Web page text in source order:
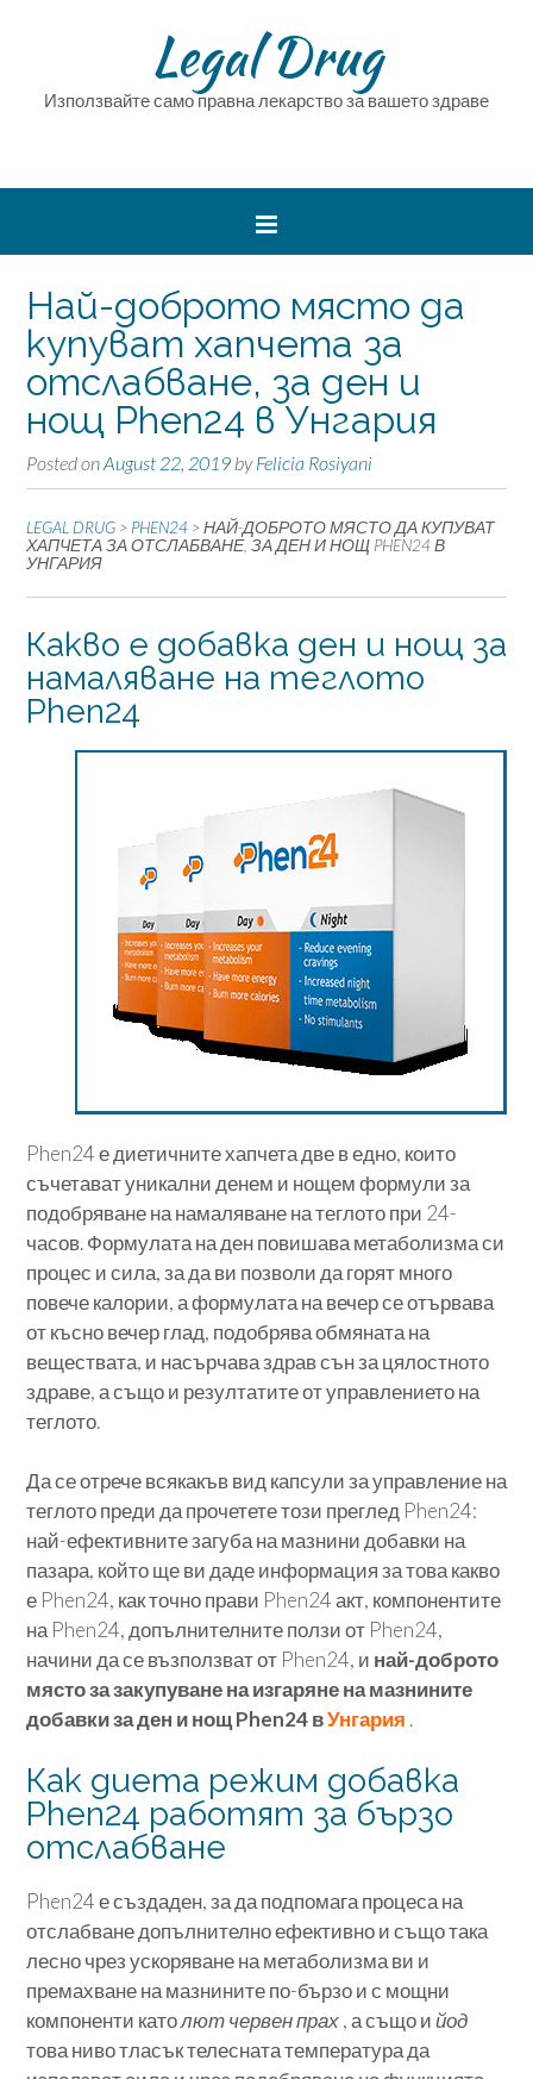
Legal Drug
Използвайте само правна лекарство за вашето здраве
Най-доброто място да
купуват хапчета за
отслабване, за ден и
нощ Phen24 в Унгария
Posted onAugust 22, 2019 byFelicia Rosiyani
LEGAL DRUG > PHEN24 >НАЙ-ДОБРОТО МЯСТО ДА КУПУВАТ
ХАПЧЕТА ЗА ОТСЛАБВАНЕ, ЗА ДЕН И НОЩ PHEN24 В
УНГАРИЯ
Какво е добавка ден и нощ за
намаляване на теглото
Phen24
Phen24 е диетичните хапчета две в едно, които
съчетават уникални денем и нощем формули за
подобряване на намаляване на теглото при 24-
часов. Формулата на ден повишава метаболизма си
процес и сила, за да ви позволи да горят много
повече калории, а формулата на вечер се отървава
от късно вечер глад, подобрява обмяната на
веществата, и насърчава здрав сън за цялостното
здраве, а също и резултатите от управлението на
теглото.
Да се отрече всякакъв вид капсули за управление на
теглото преди да прочетете този преглед Phen24:
най-ефективните загуба на мазнини добавки на
пазара, който ще ви даде информация за това какво
е Phen24, как точно прави Phen24 акт, компонентите
на Phen24, допълнителните ползи от Phen24,
начини да се възползват от Phen24, и най-доброто
място за закупуване на изгаряне на мазнините
добавки за ден и нощ Phen24 вУнгария .
Как диета режим добавка
Phen24 работят за бързо
отслабване
Phen24 е създаден, за да подпомага процеса на
отслабване допълнително ефективно и също така
лесно чрез ускоряване на метаболизма ви и
премахване на мазнините по-бързо и с мощни
компоненти католют червен прах, а също ийод
това ниво тласък телесната температура да